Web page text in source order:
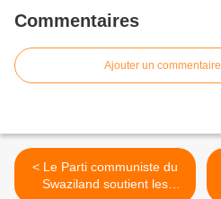
Commentaires
Ajouter un commentaire
< Le Parti communiste du
Swaziland soutient les